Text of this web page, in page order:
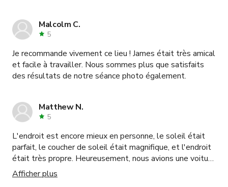
Malcolm C.
5
Je recommande vivement ce lieu ! James était très amical
et facile à travailler. Nous sommes plus que satisfaits
des résultats de notre séance photo également.
Matthew N.
5
L'endroit est encore mieux en personne, le soleil était
parfait, le coucher de soleil était magnifique, et l'endroit
était très propre. Heureusement, nous avions une voiture
AWD pour monter la colline. Je recommande vivement
d'en avoir une si vous voulez visiter. La communication
Afficher plus